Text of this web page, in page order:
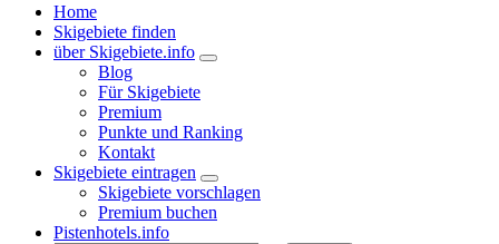
Home
Skigebiete finden
über Skigebiete.info
Blog
Für Skigebiete
Premium
Punkte und Ranking
Kontakt
Skigebiete eintragen
Skigebiete vorschlagen
Premium buchen
Pistenhotels.info